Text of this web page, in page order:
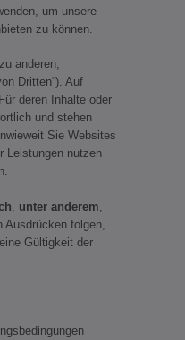
um unsere
zu können.
anderen,
Dritten“). Auf
deren Inhalte oder
und stehen
Sie Websites
Leistungen nutzen
unter anderem
Ausdrücken folgen,
Gültigkeit der